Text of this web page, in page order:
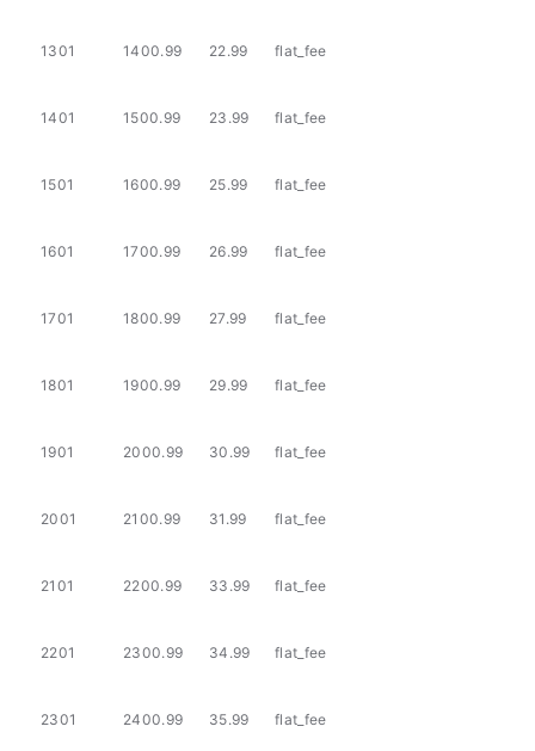
1301 1400.99 22.99 flat_fee
1401 1500.99 23.99 flat_fee
1501 1600.99 25.99 flat_fee
1601 1700.99 26.99 flat_fee
1701 1800.99 27.99 flat_fee
1801 1900.99 29.99 flat_fee
1901 2000.99 30.99 flat_fee
2001 2100.99 31.99 flat_fee
2101 2200.99 33.99 flat_fee
2201 2300.99 34.99 flat_fee
2301 2400.99 35.99 flat_fee